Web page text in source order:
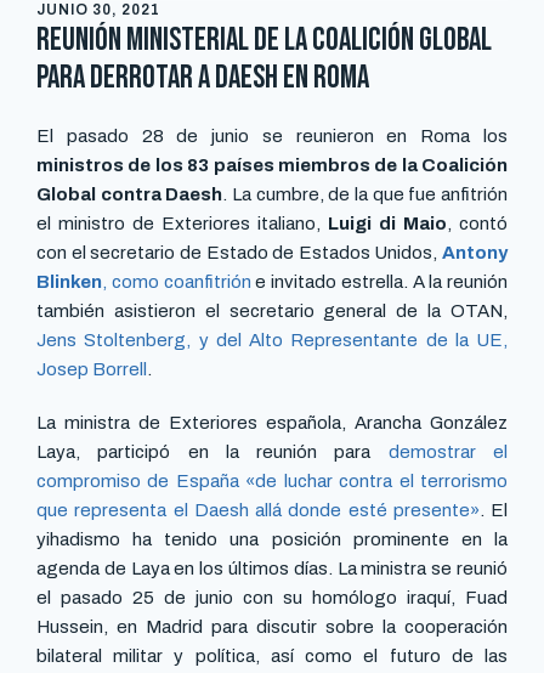
JUNIO 30, 2021
Reunión ministerial de la Coalición Global
para derrotar a Daesh en Roma
El pasado 28 de junio se reunieron en Roma los
ministros de los 83 países miembros de la Coalición
Global contra Daesh . La cumbre, de la que fue anfitrión
el ministro de Exteriores italiano, Luigi di Maio , contó
con el secretario de Estado de Estados Unidos, Antony
Blinken , como coanfitrión e invitado estrella. A la reunión
también asistieron el secretario general de la OTAN,
Jens Stoltenberg, y del Alto Representante de la UE,
Josep Borrell
La ministra de Exteriores española, Arancha González
Laya, participó en la reunión para demostrar el
compromiso de España «de luchar contra el terrorismo
que representa el Daesh allá donde esté presente» . El
yihadismo ha tenido una posición prominente en la
agenda de Laya en los últimos días. La ministra se reunió
el pasado 25 de junio con su homólogo iraquí, Fuad
Hussein, en Madrid para discutir sobre la cooperación
bilateral militar y política, así como el futuro de las